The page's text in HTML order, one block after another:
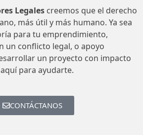
Legales creemos que el derecho
más útil y más humano. Ya sea
para tu emprendimiento,
un conflicto legal, o apoyo
un proyecto con impacto
para ayudarte.
CONTÁCTANOS